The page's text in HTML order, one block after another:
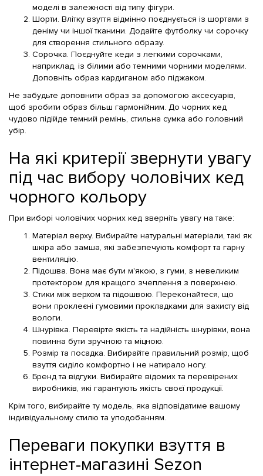
моделі в залежності від типу фігури.
Шорти. Влітку взуття відмінно поєднується із шортами з
деніму чи іншої тканини. Додайте футболку чи сорочку
для створення стильного образу.
Сорочка. Поєднуйте кеди з легкими сорочками,
наприклад, із білими або темними чорними моделями.
Доповніть образ кардиганом або піджаком.
Не забудьте доповнити образ за допомогою аксесуарів,
щоб зробити образ більш гармонійним. До чорних кед
чудово підійде темний ремінь, стильна сумка або головний
убір.
На які критерії звернути увагу
під час вибору чоловічих кед
чорного кольору
При виборі чоловічих чорних кед зверніть увагу на таке:
Матеріал верху. Вибирайте натуральні матеріали, такі як
шкіра або замша, які забезпечують комфорт та гарну
вентиляцію.
Підошва. Вона має бути м'якою, з гуми, з невеликим
протектором для кращого зчеплення з поверхнею.
Стики між верхом та підошвою. Переконайтеся, що
вони проклеєні гумовими прокладками для захисту від
вологи.
Шнурівка. Перевірте якість та надійність шнурівки, вона
повинна бути зручною та міцною.
Розмір та посадка. Вибирайте правильний розмір, щоб
взуття сиділо комфортно і не натирало ногу.
Бренд та відгуки. Вибирайте відомих та перевірених
виробників, які гарантують якість своєї продукції.
Крім того, вибирайте ту модель, яка відповідатиме вашому
індивідуальному стилю та уподобанням.
Переваги покупки взуття в
інтернет-магазині Sezon